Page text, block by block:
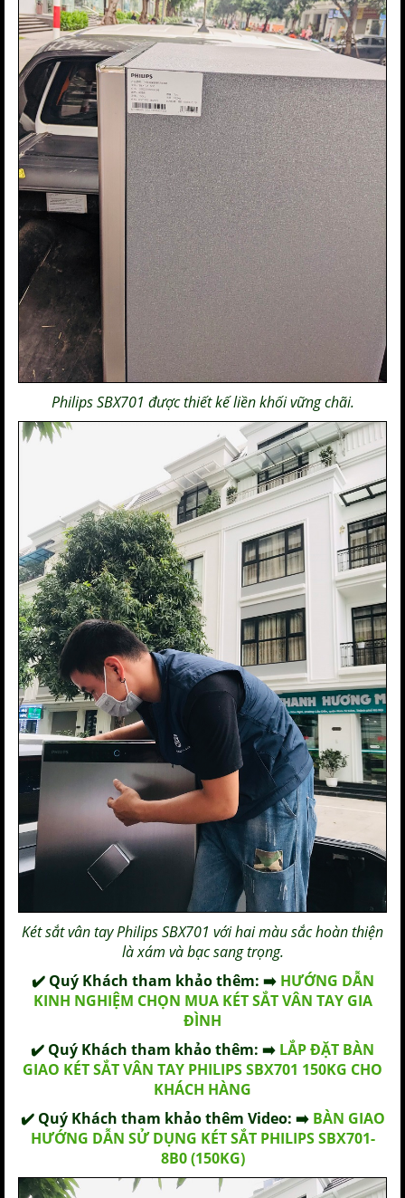
Philips SBX701 được thiết kế liền khối vững chãi.
Két sắt vân tay Philips SBX701 với hai màu sắc hoàn thiện
là xám và bạc sang trọng.
✔️ Quý Khách tham khảo thêm: ➡️ HƯỚNG DẪN
KINH NGHIỆM CHỌN MUA KÉT SẮT VÂN TAY GIA
ĐÌNH
✔️ Quý Khách tham khảo thêm: ➡️ LẮP ĐẶT BÀN
GIAO KÉT SẮT VÂN TAY PHILIPS SBX701 150KG CHO
KHÁCH HÀNG
✔️ Quý Khách tham khảo thêm Video: ➡️ BÀN GIAO
HƯỚNG DẪN SỬ DỤNG KÉT SẮT PHILIPS SBX701-
8B0 (150KG)